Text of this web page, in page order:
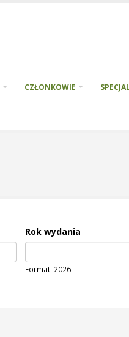
CZŁONKOWIE
Rok wydania
Format: 2026